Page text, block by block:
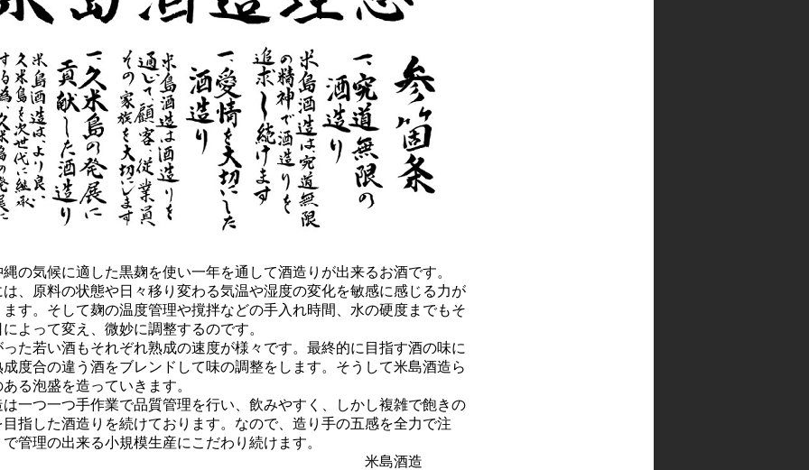
の気候に適した黒麹を使い一年を通して酒造りが出来るお酒です。
、原料の状態や日々移り変わる気温や湿度の変化を敏感に感じる力が
す。そして麹の温度管理や撹拌などの手入れ時間、水の硬度までもそ
よって変え、微妙に調整するのです。
た若い酒もそれぞれ熟成の速度が様々です。最終的に目指す酒の味に
度合の違う酒をブレンドして味の調整をします。そうして米島酒造ら
る泡盛を造っていきます。
一つ一つ手作業で品質管理を行い、飲みやすく、しかし複雑で飽きの
指した酒造りを続けております。なので、造り手の五感を全力で注
管理の出来る小規模生産にこだわり続けます。
島酒造